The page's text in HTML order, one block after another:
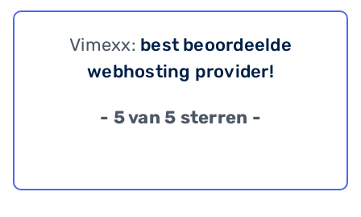
Vimexx: best beoordeelde
webhosting provider!
- 5 van 5 sterren -